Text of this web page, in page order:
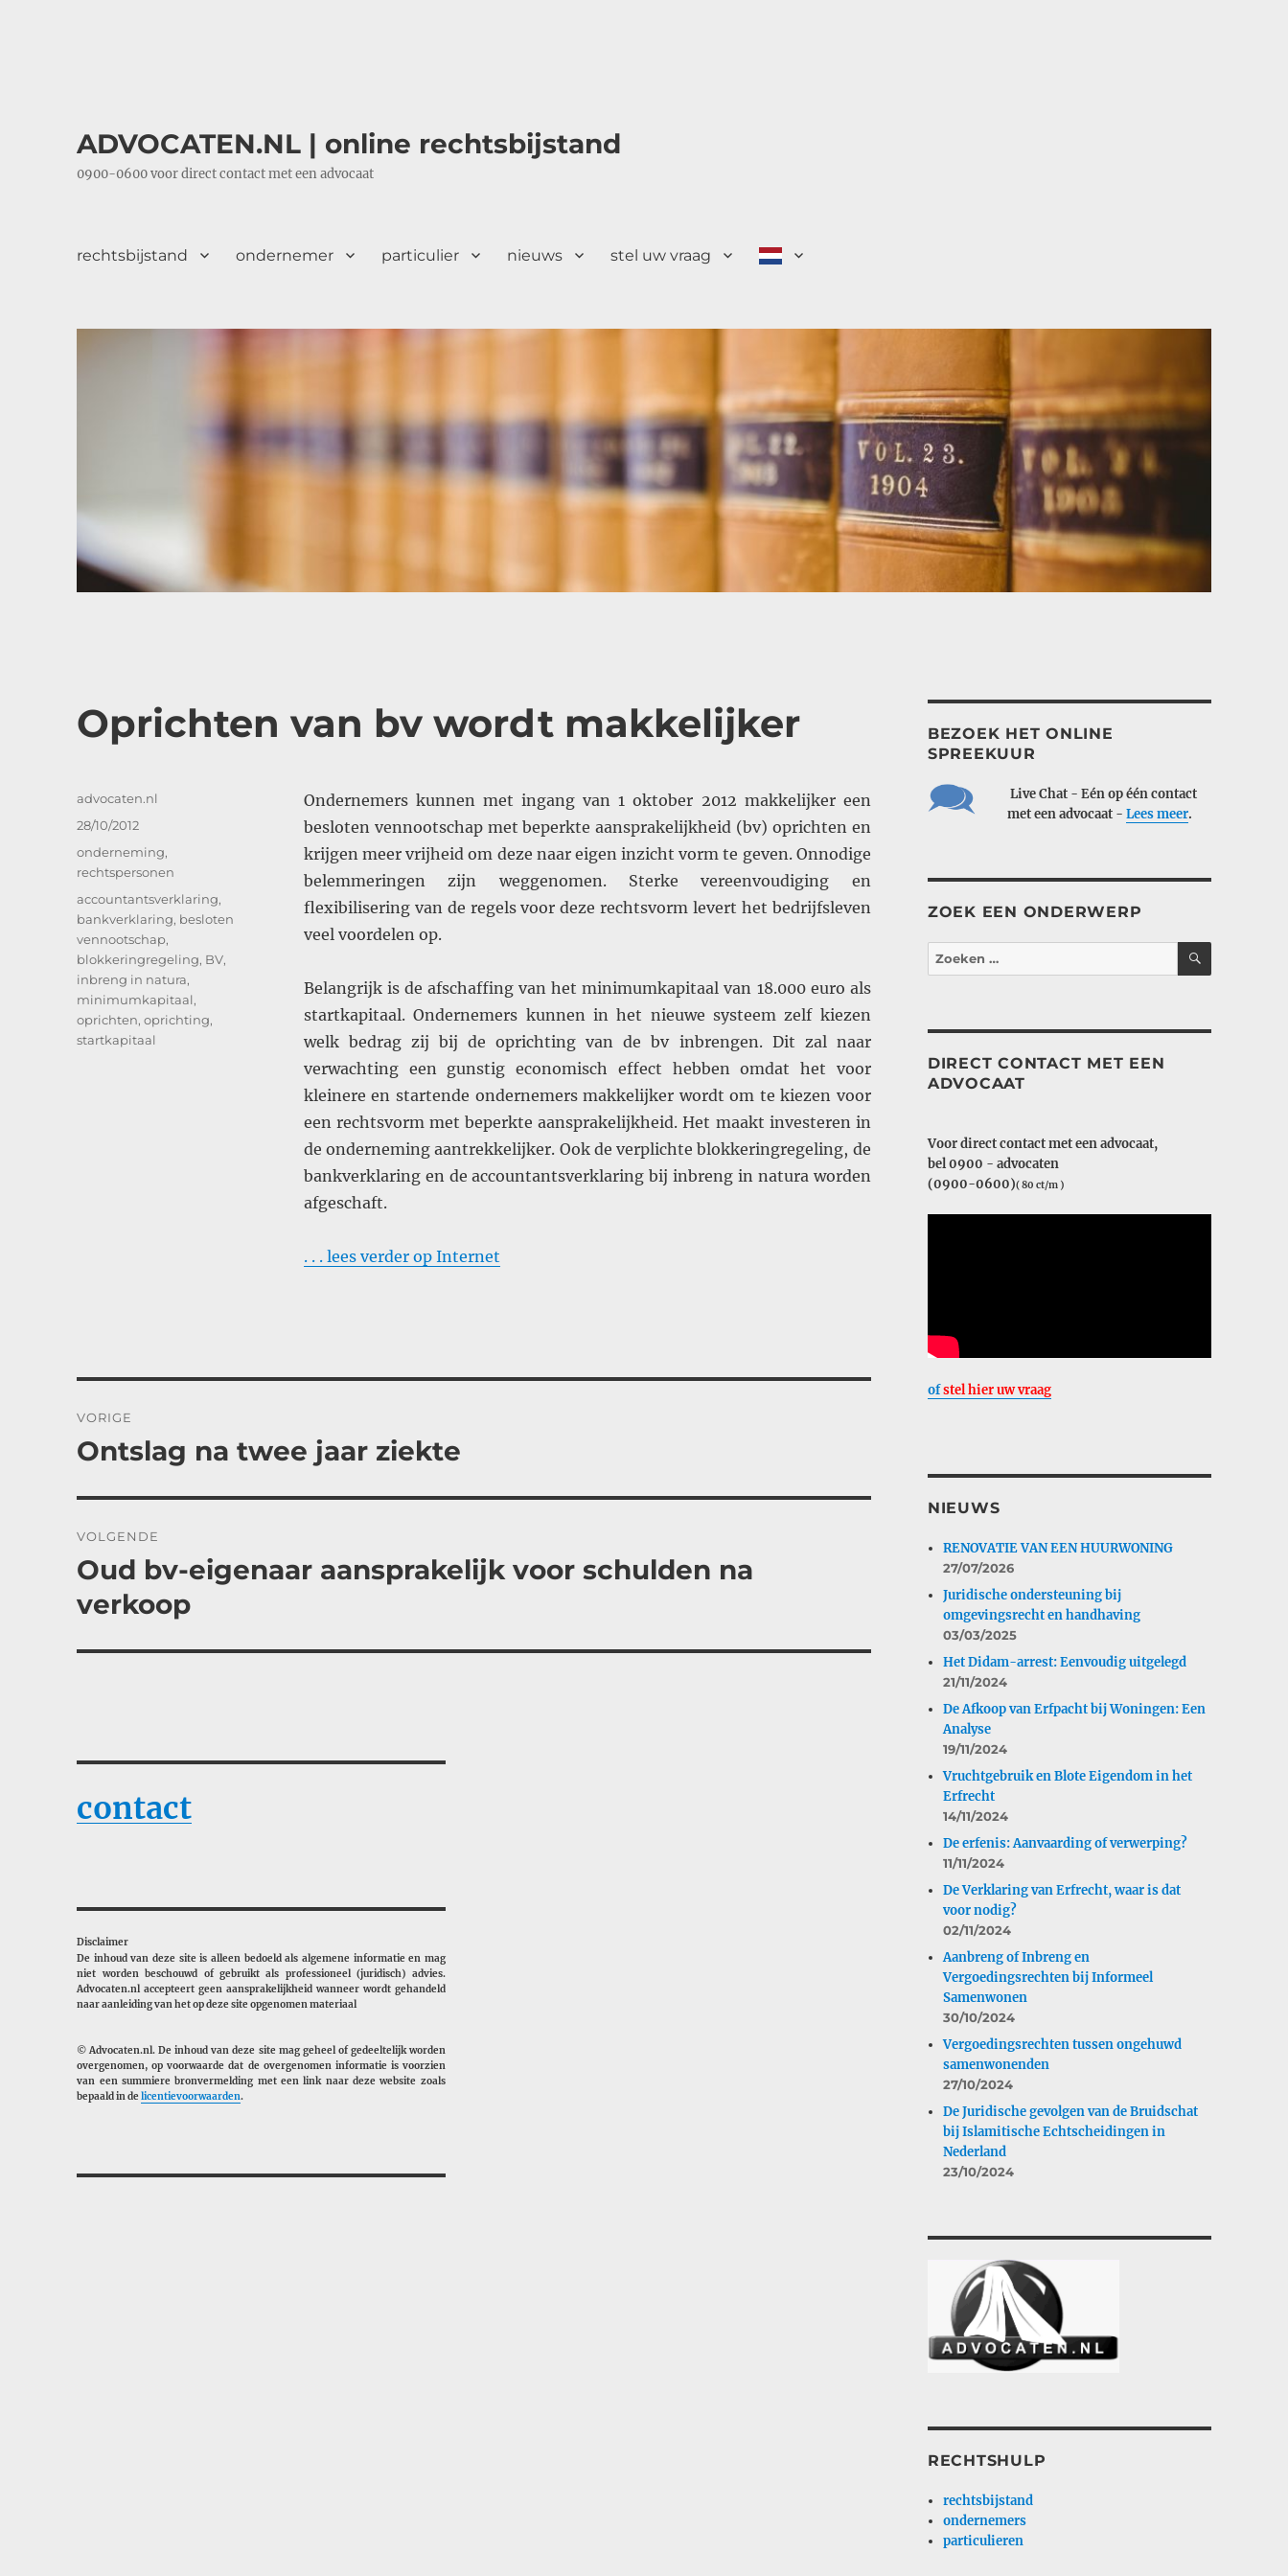
ADVOCATEN.NL | online rechtsbijstand
0900-0600 voor direct contact met een advocaat
rechtsbijstand ondernemer particulier nieuws stel uw vraag
Oprichten van bv wordt makkelijker
Ondernemers kunnen met ingang van 1 oktober 2012 makkelijker een
besloten vennootschap met beperkte aansprakelijkheid (bv) oprichten en
krijgen meer vrijheid om deze naar eigen inzicht vorm te geven. Onnodige
belemmeringen zijn weggenomen. Sterke vereenvoudiging en
flexibilisering van de regels voor deze rechtsvorm levert het bedrijfsleven
veel voordelen op.
Belangrijk is de afschaffing van het minimumkapitaal van 18.000 euro als
startkapitaal. Ondernemers kunnen in het nieuwe systeem zelf kiezen
welk bedrag zij bij de oprichting van de bv inbrengen. Dit zal naar
verwachting een gunstig economisch effect hebben omdat het voor
kleinere en startende ondernemers makkelijker wordt om te kiezen voor
een rechtsvorm met beperkte aansprakelijkheid. Het maakt investeren in
de onderneming aantrekkelijker. Ook de verplichte blokkeringregeling, de
bankverklaring en de accountantsverklaring bij inbreng in natura worden
afgeschaft.
. . . lees verder op Internet
Auteur
advocaten.nl
Geplaatst
28/10/2012
Categorieën
onderneming,
rechtspersonen
Tags
accountantsverklaring,
bankverklaring, besloten
vennootschap,
blokkeringregeling, BV,
inbreng in natura,
minimumkapitaal,
oprichten,oprichting,
startkapitaal
navigatie
VORIGE
Vorig
Ontslag na twee jaar ziekte
VOLGENDE
Volgend
bericht:
Oud bv-eigenaar aansprakelijk voor schulden na
verkoop
contact
Disclaimer
De inhoud van deze site is alleen bedoeld als algemene informatie en mag
niet worden beschouwd of gebruikt als professioneel (juridisch) advies.
Advocaten.nl accepteert geen aansprakelijkheid wanneer wordt gehandeld
naar aanleiding van het op deze site opgenomen materiaal
© Advocaten.nl. De inhoud van deze site mag geheel of gedeeltelijk worden
overgenomen, op voorwaarde dat de overgenomen informatie is voorzien
van een summiere bronvermelding met een link naar deze website zoals
bepaald in delicentievoorwaarden.
BEZOEK HET ONLINE
SPREEKUUR
Live Chat - Eén op één contact
met een advocaat - Lees meer.
ZOEK EEN ONDERWERP
Zoeken
naar:
ZOEKEN
DIRECT CONTACT MET EEN
ADVOCAAT
Voor direct contact met een advocaat,
bel 0900 - advocaten
(0900-0600)( 80 ct/m )
ofstel hier uw vraag
NIEUWS
RENOVATIE VAN EEN HUURWONING
27/07/2026
Juridische ondersteuning bij
omgevingsrecht en handhaving
03/03/2025
Het Didam-arrest: Eenvoudig uitgelegd
21/11/2024
De Afkoop van Erfpacht bij Woningen: Een
Analyse
19/11/2024
Vruchtgebruik en Blote Eigendom in het
Erfrecht
14/11/2024
De erfenis: Aanvaarding of verwerping?
11/11/2024
De Verklaring van Erfrecht, waar is dat
voor nodig?
02/11/2024
Aanbreng of Inbreng en
Vergoedingsrechten bij Informeel
Samenwonen
30/10/2024
Vergoedingsrechten tussen ongehuwd
samenwonenden
27/10/2024
De Juridische gevolgen van de Bruidschat
bij Islamitische Echtscheidingen in
Nederland
23/10/2024
RECHTSHULP
rechtsbijstand
ondernemers
particulieren